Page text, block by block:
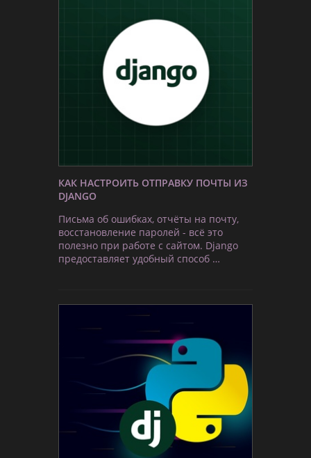
КАК НАСТРОИТЬ ОТПРАВКУ ПОЧТЫ ИЗ
DJANGO
Письма об ошибках, отчёты на почту,
восстановление паролей - всё это
полезно при работе с сайтом. Django
предоставляет удобный способ …